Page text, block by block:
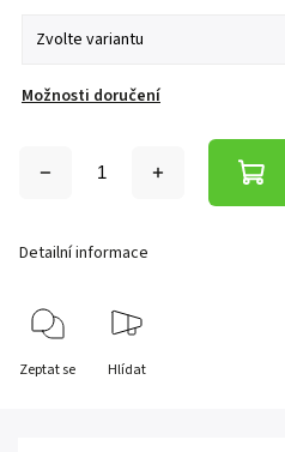
Možnosti doručení
Detailní informace
Zeptat se Hlídat